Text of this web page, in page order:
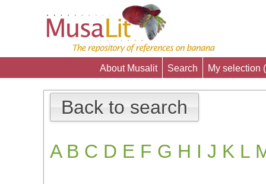
About Musalit Search My selection (
Back to search
A B C D E F G H I J K L